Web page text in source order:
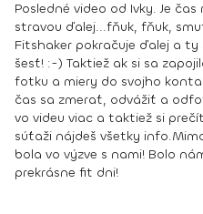
Posledné video od Ivky. Je
stravou ďalej...fňuk, fňuk,
Fitshaker pokračuje ďalej a
šesť! :-) Taktiež ak si sa
fotku a miery do svojho
čas sa zmerať, odvážiť a
vo videu viac a taktiež si
súťaži nájdeš všetky info.
bola vo výzve s nami! Bolo
prekrásne fit dni!